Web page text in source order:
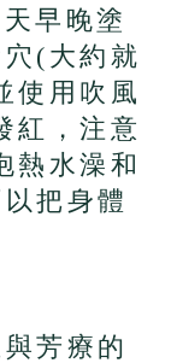
早晚塗
(大約就
使用吹風
紅，注意
熱水澡和
把身體
芳療的